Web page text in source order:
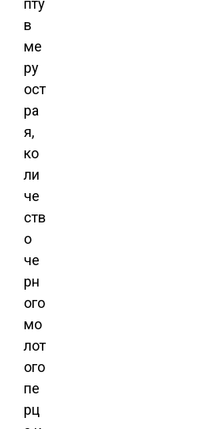
в
ме
ру
ост
ра
я,
ко
ли
че
ств
о
че
рн
ого
мо
лот
ого
пе
рц